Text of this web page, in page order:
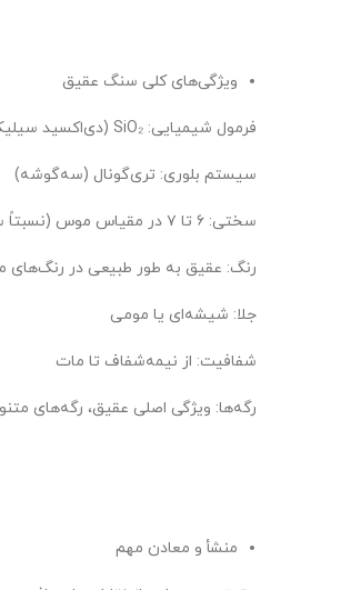
ویژگی‌های کلی سنگ عقیق
فرمول شیمیایی: SiO₂ (دی‌اکسید سیلیکون)
سیستم بلوری: تری‌گونال (سه‌گوشه)
سختی: ۶ تا ۷ در مقیاس موس (نسبتاً سخت)
رنگ: عقیق به طور طبیعی در رنگ‌های
جلا: شیشه‌ای یا مومی
شفافیت: از نیمه‌شفاف تا مات
رگه‌ها: ویژگی اصلی عقیق، رگه‌های
منشأ و معادن مهم